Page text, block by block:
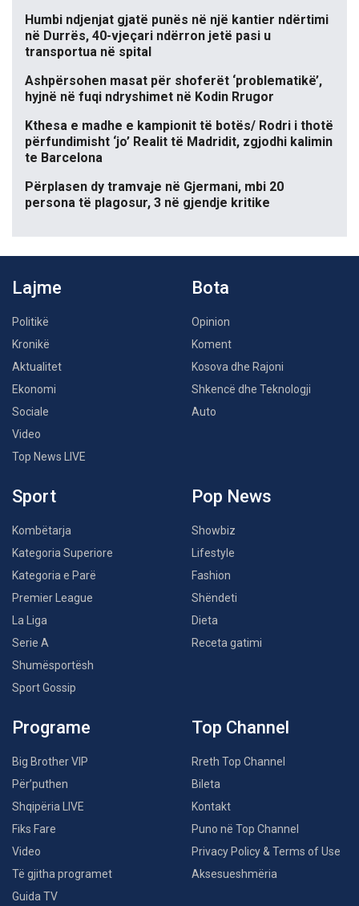
Humbi ndjenjat gjatë punës në një kantier ndërtimi
në Durrës, 40-vjeçari ndërron jetë pasi u
transportua në spital
Ashpërsohen masat për shoferët ‘problematikë’,
hyjnë në fuqi ndryshimet në Kodin Rrugor
Kthesa e madhe e kampionit të botës/ Rodri i thotë
përfundimisht ‘jo’ Realit të Madridit, zgjodhi kalimin
te Barcelona
Përplasen dy tramvaje në Gjermani, mbi 20
persona të plagosur, 3 në gjendje kritike
Lajme
Politikë
Kronikë
Aktualitet
Ekonomi
Sociale
Video
Top News LIVE
Bota
Opinion
Koment
Kosova dhe Rajoni
Shkencë dhe Teknologji
Auto
Sport
Kombëtarja
Kategoria Superiore
Kategoria e Parë
Premier League
La Liga
Serie A
Shumësportësh
Sport Gossip
Pop News
Showbiz
Lifestyle
Fashion
Shëndeti
Dieta
Receta gatimi
Programe
Big Brother VIP
Për’puthen
Shqipëria LIVE
Fiks Fare
Video
Të gjitha programet
Guida TV
Top Channel
Rreth Top Channel
Bileta
Kontakt
Puno në Top Channel
Privacy Policy & Terms of Use
Aksesueshmëria